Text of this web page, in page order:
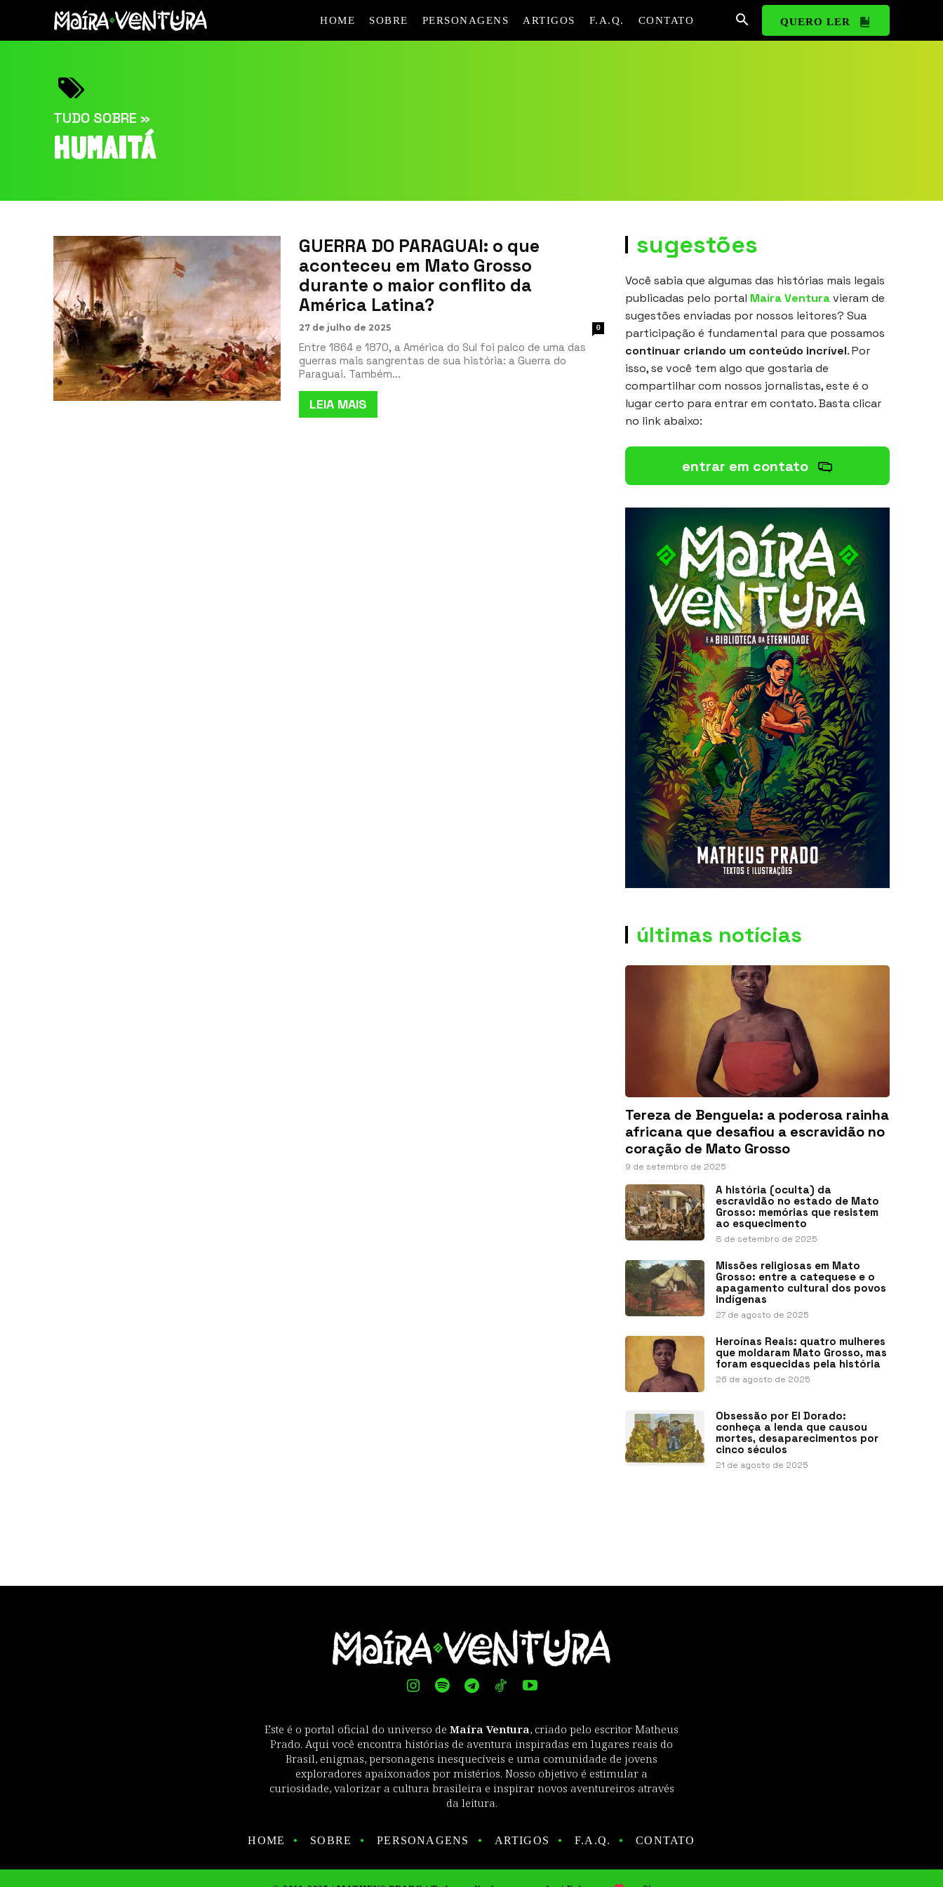
HOME SOBRE PERSONAGENS ARTIGOS F.A.Q. CONTATO QUERO LER
TUDO SOBRE »
HUMAITÁ
GUERRA DO PARAGUAI: o que
aconteceu em Mato Grosso
durante o maior conflito da
América Latina?
27 de julho de 2025 0
Entre 1864 e 1870, a América do Sul foi palco de uma das
guerras mais sangrentas de sua história: a Guerra do
Paraguai. Também...
LEIA MAIS
sugestões
Você sabia que algumas das histórias mais legais
publicadas pelo portal Maíra Venturavieram de
sugestões enviadas por nossos leitores? Sua
participação é fundamental para que possamos
continuar criando um conteúdo incrível. Por
isso, se você tem algo que gostaria de
compartilhar com nossos jornalistas, este é o
lugar certo para entrar em contato. Basta clicar
no link abaixo:
entrar em contato
últimas notícias
Tereza de Benguela: a poderosa rainha
africana que desafiou a escravidão no
coração de Mato Grosso
9 de setembro de 2025
A história (oculta) da
escravidão no estado de Mato
Grosso: memórias que resistem
ao esquecimento
8 de setembro de 2025
Missões religiosas em Mato
Grosso: entre a catequese e o
apagamento cultural dos povos
indígenas
27 de agosto de 2025
Heroínas Reais: quatro mulheres
que moldaram Mato Grosso, mas
foram esquecidas pela história
26 de agosto de 2025
Obsessão por El Dorado:
conheça a lenda que causou
mortes, desaparecimentos por
cinco séculos
21 de agosto de 2025
Este é o portal oficial do universo de Maíra Ventura, criado pelo escritor Matheus
Prado. Aqui você encontra histórias de aventura inspiradas em lugares reais do
Brasil, enigmas, personagens inesquecíveis e uma comunidade de jovens
exploradores apaixonados por mistérios. Nosso objetivo é estimular a
curiosidade, valorizar a cultura brasileira e inspirar novos aventureiros através
da leitura.
HOME SOBRE PERSONAGENS ARTIGOS F.A.Q. CONTATO